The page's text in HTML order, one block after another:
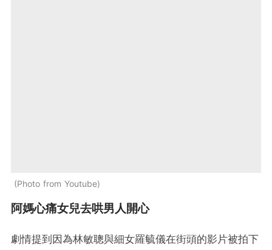
Photo from Youtube
阿媽心痛女兒去哄男人開心
劇情提到因為林敏聰與細女羅毓儀在街頭的影片被拍下